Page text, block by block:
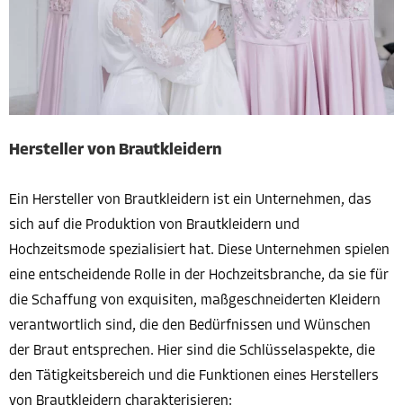
Hersteller von Brautkleidern
Ein Hersteller von Brautkleidern ist ein Unternehmen, das
sich auf die Produktion von Brautkleidern und
Hochzeitsmode spezialisiert hat. Diese Unternehmen spielen
eine entscheidende Rolle in der Hochzeitsbranche, da sie für
die Schaffung von exquisiten, maßgeschneiderten Kleidern
verantwortlich sind, die den Bedürfnissen und Wünschen
der Braut entsprechen. Hier sind die Schlüsselaspekte, die
den Tätigkeitsbereich und die Funktionen eines Herstellers
von Brautkleidern charakterisieren: